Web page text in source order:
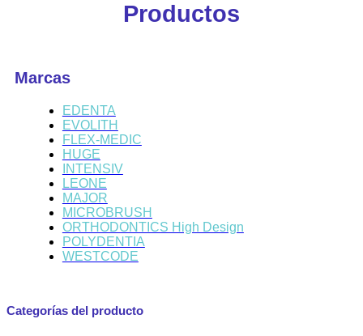
Productos
Marcas
EDENTA
EVOLITH
FLEX-MEDIC
HUGE
INTENSIV
LEONE
MAJOR
MICROBRUSH
ORTHODONTICS High Design
POLYDENTIA
WESTCODE
Categorías del producto